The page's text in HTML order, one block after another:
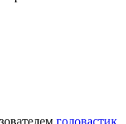
головастик